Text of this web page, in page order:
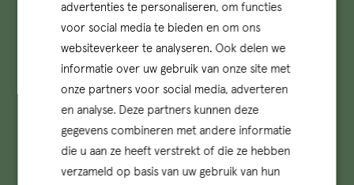
advertenties te personaliseren, om functies
voor social media te bieden en om ons
websiteverkeer te analyseren. Ook delen we
informatie over uw gebruik van onze site met
onze partners voor social media, adverteren
en analyse. Deze partners kunnen deze
gegevens combineren met andere informatie
die u aan ze heeft verstrekt of die ze hebben
verzameld op basis van uw gebruik van hun